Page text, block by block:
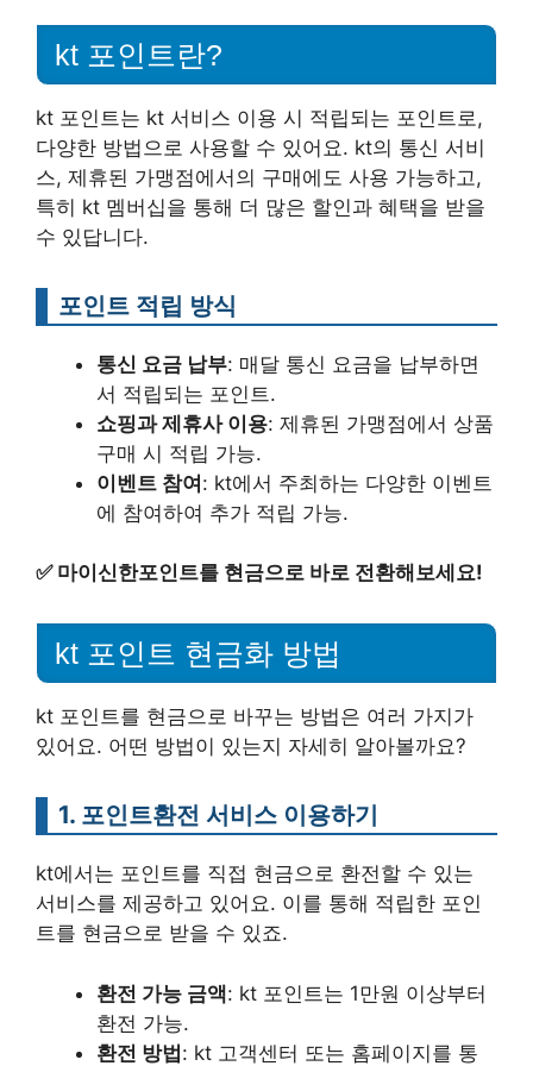
kt 포인트란?
kt 포인트는 kt 서비스 이용 시 적립되는 포인트로,
다양한 방법으로 사용할 수 있어요. kt의 통신 서비
스, 제휴된 가맹점에서의 구매에도 사용 가능하고,
특히 kt 멤버십을 통해 더 많은 할인과 혜택을 받을
수 있답니다.
포인트 적립 방식
통신 요금 납부: 매달 통신 요금을 납부하면
서 적립되는 포인트.
쇼핑과 제휴사 이용: 제휴된 가맹점에서 상품
구매 시 적립 가능.
이벤트 참여: kt에서 주최하는 다양한 이벤트
에 참여하여 추가 적립 가능.
✅ 마이신한포인트를 현금으로 바로 전환해보세요!
kt 포인트 현금화 방법
kt 포인트를 현금으로 바꾸는 방법은 여러 가지가
있어요. 어떤 방법이 있는지 자세히 알아볼까요?
1. 포인트환전 서비스 이용하기
kt에서는 포인트를 직접 현금으로 환전할 수 있는
서비스를 제공하고 있어요. 이를 통해 적립한 포인
트를 현금으로 받을 수 있죠.
환전 가능 금액: kt 포인트는 1만원 이상부터
환전 가능.
환전 방법: kt 고객센터 또는 홈페이지를 통